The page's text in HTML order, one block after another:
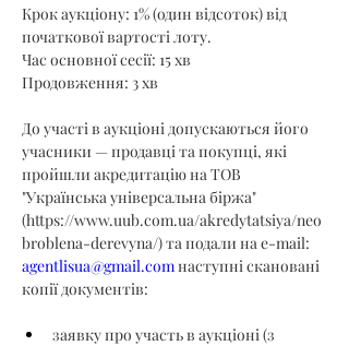
Крок аукціону: 1% (один відсоток) від
початкової вартості лоту.
Час основної сесії: 15 хв
Продовження: 3 хв
До участі в аукціоні допускаються його
учасники — продавці та покупці, які
пройшли акредитацію на ТОВ
"Українська універсальна біржа"
(https://www.uub.com.ua/akredytatsiya/neo
broblena-derevyna/) та подали на e-mail:
agentlisua@gmail.com наступні скановані
копії документів:
заявку про участь в аукціоні (з